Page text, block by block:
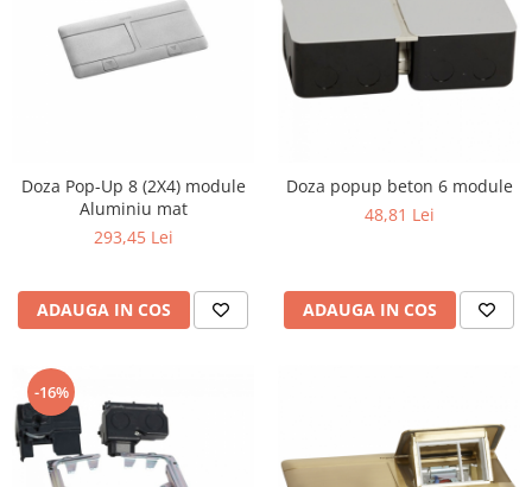
Doza Pop-Up 8 (2X4) module
Aluminiu mat
293,45 Lei
ADAUGA IN COS
Doza popup beton 6 module
48,81 Lei
ADAUGA IN COS
-16%